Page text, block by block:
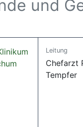
und
Leitung
Chefarzt
Tempfer